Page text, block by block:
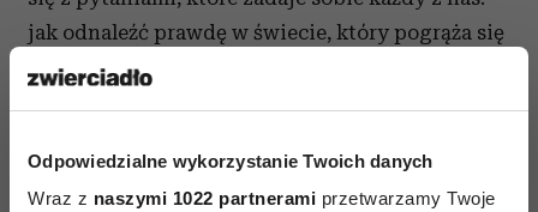
Odpowiedzialne wykorzystanie Twoich danych
Wraz z naszymi 1022 partnerami przetwarzamy Twoje
jak odnaleźć prawdę w świecie, który pogrąża się
w kryzysie, rozdzierany na kawałki przez siły
dzierży władzę oraz gdzie kończą się jej granice?